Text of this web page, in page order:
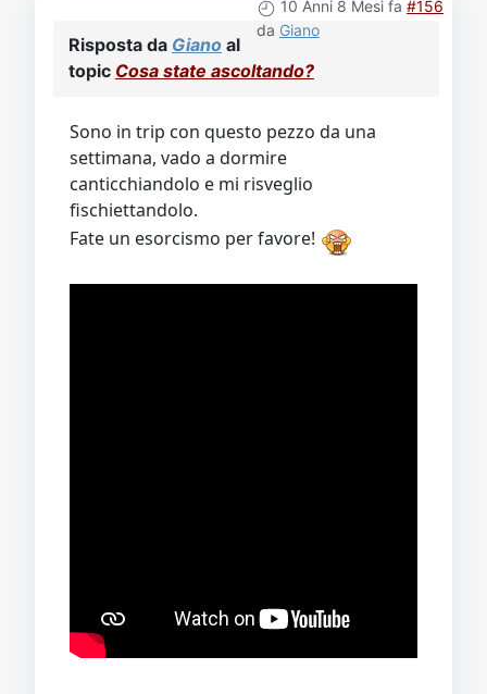
10 Anni 8 Mesi fa #156
da Giano
Risposta da Giano al
topic Cosa state ascoltando?
Sono in trip con questo pezzo da una
settimana, vado a dormire
canticchiandolo e mi risveglio
fischiettandolo.
Fate un esorcismo per favore!